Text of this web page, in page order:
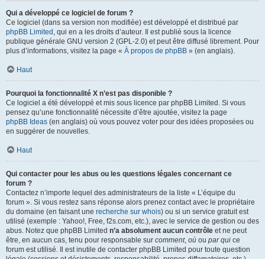
Qui a développé ce logiciel de forum ?
Ce logiciel (dans sa version non modifiée) est développé et distribué par
phpBB Limited , qui en a les droits d’auteur. Il est publié sous la licence
publique générale GNU version 2 (GPL-2.0) et peut être diffusé librement. Pour
plus d’informations, visitez la page « À propos de phpBB » (en anglais).
Haut
Pourquoi la fonctionnalité X n’est pas disponible ?
Ce logiciel a été développé et mis sous licence par phpBB Limited. Si vous
pensez qu’une fonctionnalité nécessite d’être ajoutée, visitez la page
phpBB Ideas (en anglais) où vous pouvez voter pour des idées proposées ou
en suggérer de nouvelles.
Haut
Qui contacter pour les abus ou les questions légales concernant ce
forum ?
Contactez n’importe lequel des administrateurs de la liste « L’équipe du
forum ». Si vous restez sans réponse alors prenez contact avec le propriétaire
du domaine (en faisant une recherche sur whois) ou si un service gratuit est
utilisé (exemple : Yahoo!, Free, f2s.com, etc.), avec le service de gestion ou des
abus. Notez que phpBB Limited n’a absolument aucun contrôle et ne peut
être, en aucun cas, tenu pour responsable sur comment, où ou par qui ce
forum est utilisé. Il est inutile de contacter phpBB Limited pour toute question